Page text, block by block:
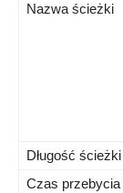
Nazwa ścieżki
Długość ścieżki
Czas przebycia